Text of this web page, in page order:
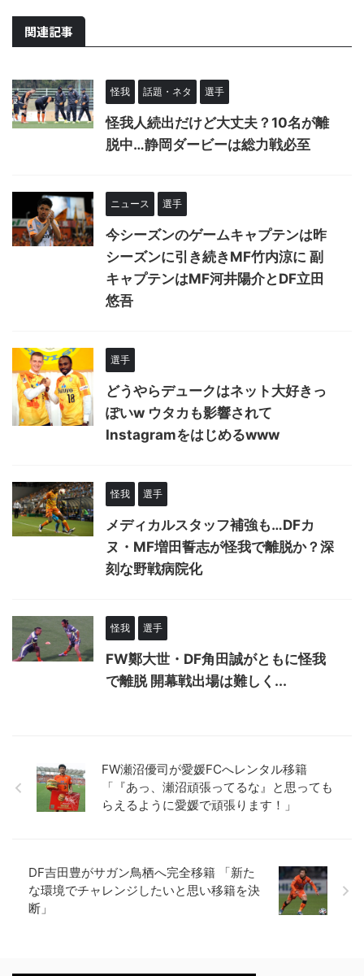
関連記事
怪我 話題・ネタ 選手
怪我人続出だけど大丈夫？10名が離
脱中…静岡ダービーは総力戦必至
ニュース 選手
今シーズンのゲームキャプテンは昨
シーズンに引き続きMF竹内涼に 副
キャプテンはMF河井陽介とDF立田
悠吾
選手
どうやらデュークはネット大好きっ
ぽいw ウタカも影響されて
Instagramをはじめるwww
怪我 選手
メディカルスタッフ補強も…DFカ
ヌ・MF増田誓志が怪我で離脱か？深
刻な野戦病院化
怪我 選手
FW鄭大世・DF角田誠がともに怪我
で離脱 開幕戦出場は難しく...
FW瀬沼優司が愛媛FCへレンタル移籍
「『あっ、瀬沼頑張ってるな』と思っても
らえるように愛媛で頑張ります！」
DF吉田豊がサガン鳥栖へ完全移籍 「新た
な環境でチャレンジしたいと思い移籍を決
断」